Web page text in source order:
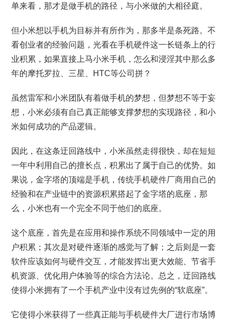
单来看，那才是做手机的路径，与小米做的大相径庭。
但小米想以手机为目标并有所作为，那多半是条死路。不
看创业者的经验问题，光看在手机硬件这一长链条上的行
业积累，如果直接上马小米手机，怎么和浸淫其中那么多
年的摩托罗拉、三星、HTC等公司拼？
虽然雷军和小米团队有着做手机的梦想，但梦想不等于妄
想，小米必须有自己真正能够支撑梦想的实现路径，和小
米如何成功的产品逻辑。
因此，在这条迂回路线中，小米虽然走得很快，却在短短
一年中利用自己的擅长点，积累出了属于自己的优势。如
果说，金字塔的顶端是手机，传统手机硬件厂商用自己的
经验和在产业链中的资源积累搭起了金字塔的底座，那
么，小米也有一个完全不同于他们的底座。
这个底座，首先是在应用和操作系统不同领域中一定的用
户积累；其次是对硬件逐渐的感觉与了解；之后则是一套
软件应该如何与硬件交互，才能发挥出更大效能、节省手
机资源、优化用户体验等的综合方法论。总之，迂回路线
使得小米拥有了一个手机产业中没有过先例的“软底座”。
它使得小米获得了一些真正能与手机硬件大厂进行市场博